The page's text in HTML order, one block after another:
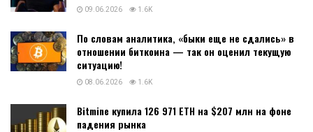
09.06.2026 1.6K
По словам аналитика, «быки еще не сдались» в
отношении биткоина — так он оценил текущую
ситуацию!
08.06.2026 1.6K
Bitmine купила 126 971 ETH на $207 млн на фоне
падения рынка